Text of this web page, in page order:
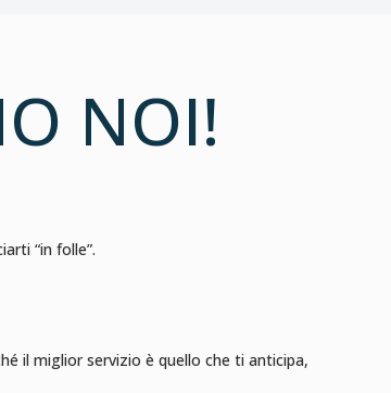
NOI!
“in folle”.
il miglior servizio è quello che ti anticipa,